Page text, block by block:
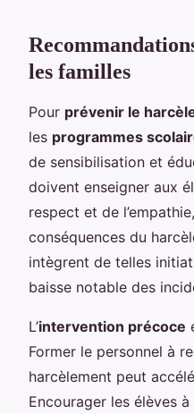
les familles
Pour prévenir le
les programmes
de sensibilisation et
doivent enseigner aux
respect et de
conséquences du
intègrent de telles
baisse notable des
L’intervention précoce
Former le personnel à
harcèlement peut
Encourager les élèves